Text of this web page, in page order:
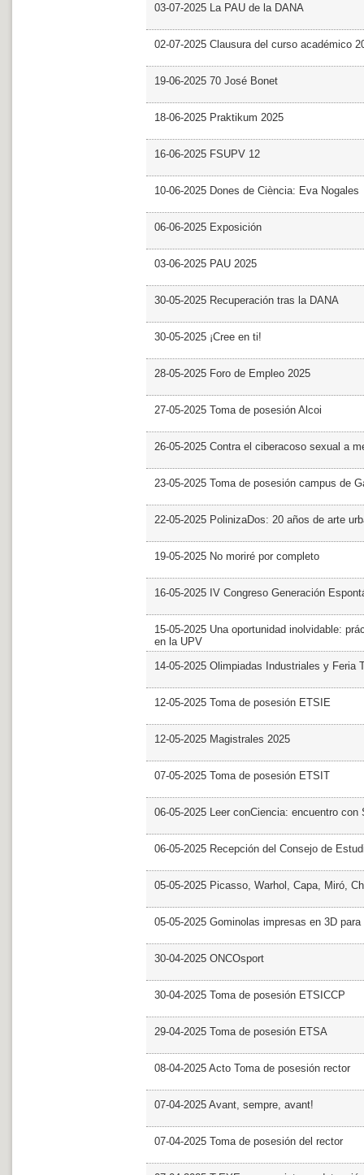
03-07-2025 La PAU de la DANA
02-07-2025 Clausura del curso académico
19-06-2025 70 José Bonet
18-06-2025 Praktikum 2025
16-06-2025 FSUPV 12
10-06-2025 Dones de Ciència: Eva Nogales
06-06-2025 Exposición
03-06-2025 PAU 2025
30-05-2025 Recuperación tras la DANA
30-05-2025 ¡Cree en ti!
28-05-2025 Foro de Empleo 2025
27-05-2025 Toma de posesión Alcoi
26-05-2025 Contra el ciberacoso sexual a
23-05-2025 Toma de posesión campus de
22-05-2025 PolinizaDos: 20 años de arte
19-05-2025 No moriré por completo
16-05-2025 IV Congreso Generación
15-05-2025 Una oportunidad inolvidable:
en la UPV
14-05-2025 Olimpiadas Industriales y Feria
12-05-2025 Toma de posesión ETSIE
12-05-2025 Magistrales 2025
07-05-2025 Toma de posesión ETSIT
06-05-2025 Leer conCiencia: encuentro con
06-05-2025 Recepción del Consejo de
05-05-2025 Picasso, Warhol, Capa, Miró,
05-05-2025 Gominolas impresas en 3D
30-04-2025 ONCOsport
30-04-2025 Toma de posesión ETSICCP
29-04-2025 Toma de posesión ETSA
08-04-2025 Acto Toma de posesión rector
07-04-2025 Avant, sempre, avant!
07-04-2025 Toma de posesión del rector